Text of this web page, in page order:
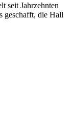
seit Jahrzehnten
geschafft, die Hall